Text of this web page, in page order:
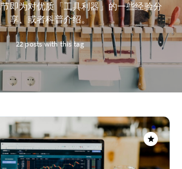
即为对优质「工具利器」的一些经验分
享、或者科普介绍。
22 posts with this tag